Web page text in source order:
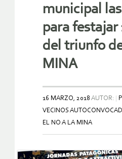
municipal
para festajar
del triunfo
MINA
16 MARZO, 2018 AUTOR:
VECINOS
EL NO A LA MINA